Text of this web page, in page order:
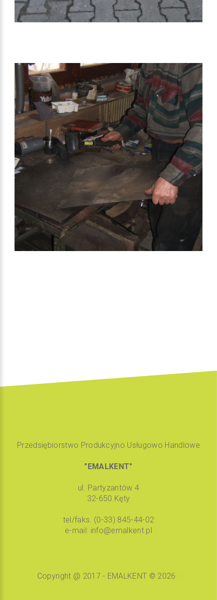
Przedsiębiorstwo Produkcyjno Usługowo Handlowe
"EMALKENT"
ul. Partyzantów 4
32-650 Kęty
tel/faks. (0-33) 845-44-02
e-mail: info@emalkent.pl
Copyright @ 2017 - EMALKENT © 2026 ·